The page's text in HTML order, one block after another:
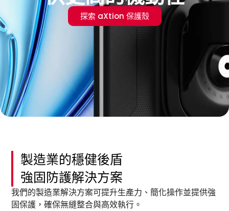
探索 aXtion 保護殼
製造業的穩健後盾
強固防護解決方案
我們的製造業解決方案可提升生產力、簡化操作並提供強
固保護，確保無縫整合與高效執行。